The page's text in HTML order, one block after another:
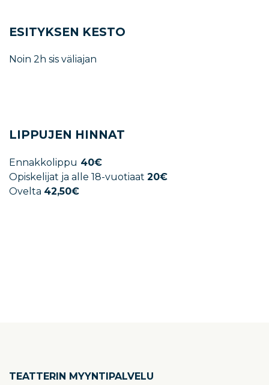
ESITYKSEN KESTO
Noin 2h sis väliajan
LIPPUJEN HINNAT
Ennakkolippu 40€
Opiskelijat ja alle 18-vuotiaat 20€
Ovelta 42,50€
TEATTERIN MYYNTIPALVELU